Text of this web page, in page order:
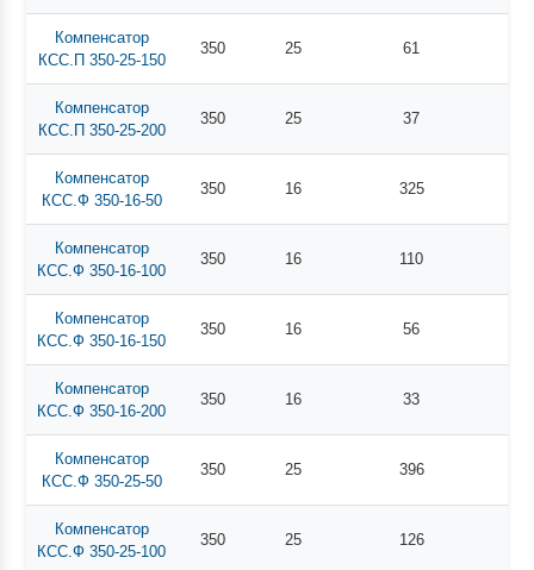
Компенсатор
КСС.П 350-25-150
350 25 61
Компенсатор
КСС.П 350-25-200
350 25 37
Компенсатор
КСС.Ф 350-16-50
350 16 325
Компенсатор
КСС.Ф 350-16-100
350 16 110
Компенсатор
КСС.Ф 350-16-150
350 16 56
Компенсатор
КСС.Ф 350-16-200
350 16 33
Компенсатор
КСС.Ф 350-25-50
350 25 396
Компенсатор
КСС.Ф 350-25-100
350 25 126